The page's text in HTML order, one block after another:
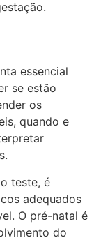
essencial
se estão
os
quando e
teste, é
adequados
O pré-natal é
do